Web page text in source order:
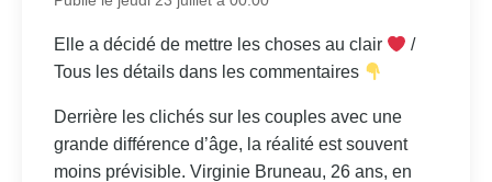
Elle a décidé de mettre les choses au clair
/
Tous les détails dans les commentaires
Derrière les clichés sur les couples avec une
grande différence d’âge, la réalité est souvent
moins prévisible. Virginie Bruneau, 26 ans, en